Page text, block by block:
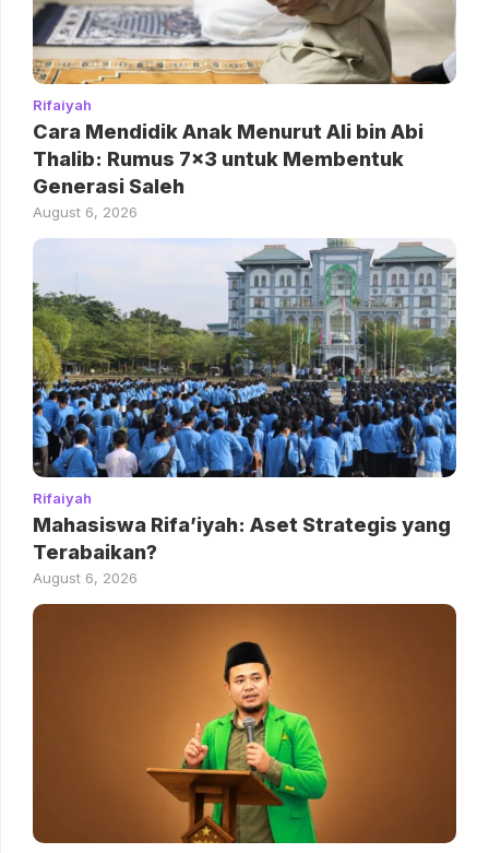
Rifaiyah
Cara Mendidik Anak Menurut Ali bin Abi
Thalib: Rumus 7×3 untuk Membentuk
Generasi Saleh
August 6, 2026
Rifaiyah
Mahasiswa Rifa’iyah: Aset Strategis yang
Terabaikan?
August 6, 2026